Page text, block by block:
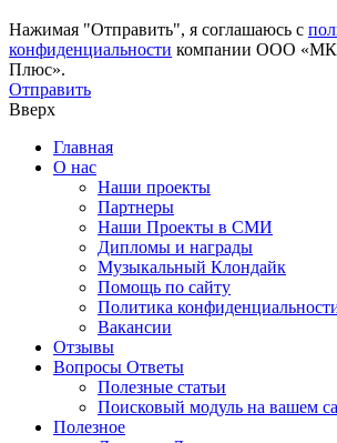
Нажимая "Отправить", я соглашаюсь с
конфиденциальности компании ООО «МК
Плюс».
Отправить
Вверх
Главная
О нас
Наши проекты
Партнеры
Наши Проекты в СМИ
Дипломы и награды
Музыкальный Клондайк
Помощь по сайту
Политика
Вакансии
Отзывы
Вопросы Ответы
Полезные статьи
Поисковый модуль на вашем
Полезное